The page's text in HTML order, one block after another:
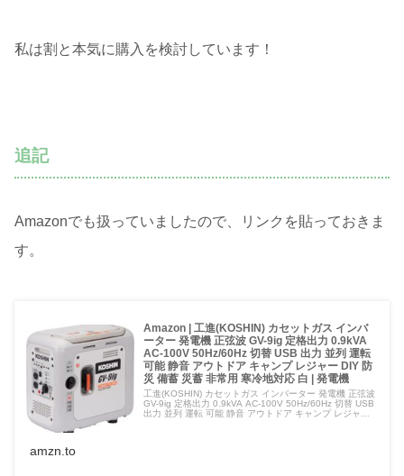
私は割と本気に購入を検討しています！
追記
Amazonでも扱っていましたので、リンクを貼っておきま
す。
Amazon | 工進(KOSHIN) カセットガス インバ
ーター 発電機 正弦波 GV-9ig 定格出力 0.9kVA
AC-100V 50Hz/60Hz 切替 USB 出力 並列 運転
可能 静音 アウトドア キャンプ レジャー DIY 防
災 備蓄 災蓄 非常用 寒冷地対応 白 | 発電機
工進(KOSHIN) カセットガス インバーター 発電機 正弦波
GV-9ig 定格出力 0.9kVA AC-100V 50Hz/60Hz 切替 USB
出力 並列 運転 可能 静音 アウトドア キャンプ レジャー
amzn.to